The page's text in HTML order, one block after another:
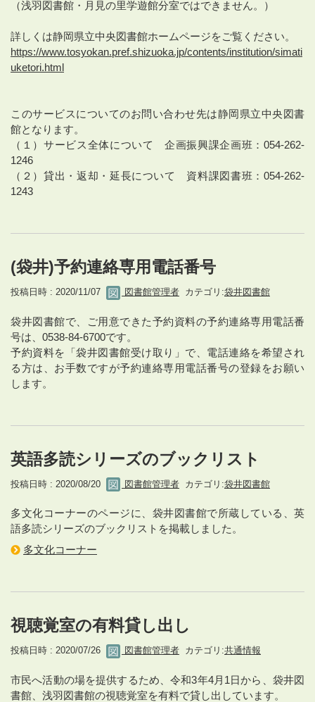
（浅羽図書館・月見の里学遊館分室ではできません。）
詳しくは静岡県立中央図書館ホームページをご覧ください。
https://www.tosyokan.pref.shizuoka.jp/contents/institution/simati
uketori.html
このサービスについてのお問い合わせ先は静岡県立中央図書
館となります。
（１）サービス全体について 企画振興課企画班：054-262-
1246
（２）貸出・返却・延長について 資料課図書班：054-262-
1243
(袋井)予約連絡専用電話番号
投稿日時 : 2020/11/07 図書館管理者 カテゴリ:袋井図書館
袋井図書館で、ご用意できた予約資料の予約連絡専用電話番
号は、0538-84-6700です。
予約資料を「袋井図書館受け取り」で、電話連絡を希望され
る方は、お手数ですが予約連絡専用電話番号の登録をお願い
します。
英語多読シリーズのブックリスト
投稿日時 : 2020/08/20 図書館管理者 カテゴリ:袋井図書館
多文化コーナーのページに、袋井図書館で所蔵している、英
語多読シリーズのブックリストを掲載しました。
多文化コーナー
視聴覚室の有料貸し出し
投稿日時 : 2020/07/26 図書館管理者 カテゴリ:共通情報
市民へ活動の場を提供するため、令和3年4月1日から、袋井図
書館、浅羽図書館の視聴覚室を有料で貸し出しています。